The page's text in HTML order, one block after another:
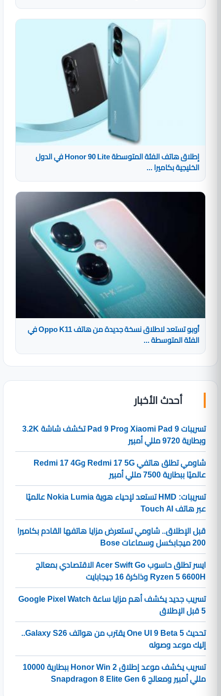
إطلاق هاتف الفئة المتوسطة Honor 90 Lite في الدول
الخليجية بكاميرا ...
أوبو تستعد لاطلاق نسخة جديدة من هاتف Oppo K11 في
الفئة المتوسطة ...
أحدث الأخبار
تسريبات Xiaomi Pad 9 وPad 9 Pro تكشف شاشة 3.2K
وبطارية 9720 مللي أمبير
شاومي تطلق هاتفي Redmi 17 5G وRedmi 17 4G
عالميًا ببطارية 7500 مللي أمبير
تسريبات: HMD تستعد لإحياء هوية Nokia Lumia عالميًا
عبر هاتف Touch AI
قبل الإطلاق.. شاومي تستعرض مزايا هاتفها القادم بكاميرا
200 ميجابكسل وسماعات Bose
ايسر تطلق حاسوب Acer Swift Go الاقتصادي بمعالج
Ryzen 5 6600H وذاكرة 16 جيجابايت
تسريب جديد يكشف أهم مزايا ساعة Google Pixel Watch
5 قبل الإطلاق
تحديث One UI 9 Beta 5 يقترب من هواتف Galaxy S26..
إليك موعد وصوله
تسريب يكشف موعد إطلاق Honor Win 2 ببطارية 10000
مللي أمبير ومعالج Snapdragon 8 Elite Gen 6